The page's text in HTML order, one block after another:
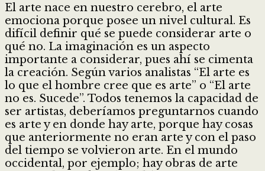
El arte nace en nuestro cerebro, el arte
emociona porque posee un nivel cultural. Es
difícil definir qué se puede considerar arte o
qué no. La imaginación es un aspecto
importante a considerar, pues ahí se cimenta
la creación. Según varios analistas “El arte es
lo que el hombre cree que es arte” o “El arte
no es. Sucede”. Todos tenemos la capacidad de
ser artistas, deberíamos preguntarnos cuando
es arte y en donde hay arte, porque hay cosas
que anteriormente no eran arte y con el paso
del tiempo se volvieron arte. En el mundo
occidental, por ejemplo; hay obras de arte